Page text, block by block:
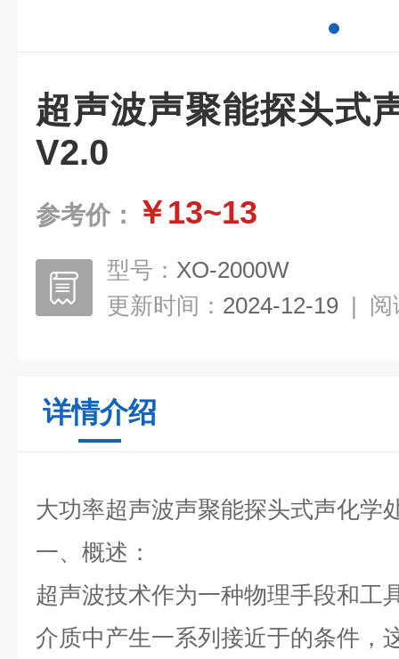
超声波声聚能探头式
V2.0
参考价： ￥13~13
型号： XO-2000W
更新时间： 2024-12-19 | 阅
详情介绍
大功率超声波声聚能探头式声化学
一、概述：
超声波技术作为一种物理手段和工
介质中产生一系列接近于的条件，